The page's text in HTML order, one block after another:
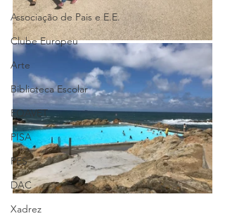
Associação de Pais e E.E.
Clube Europeu
Arte
Biblioteca Escolar
EQAVET
PISA
PES
DAC
Xadrez